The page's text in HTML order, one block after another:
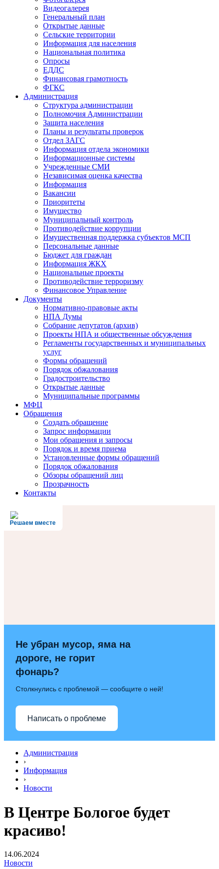
Видеогалерея
Генеральный план
Открытые данные
Сельские территории
Информация для населения
Национальная политика
Опросы
ЕДДС
Финансовая грамотность
ФГКС
Администрация
Структура администрации
Полномочия Администрации
Защита населения
Планы и результаты проверок
Отдел ЗАГС
Информация отдела экономики
Информационные системы
Учрежденные СМИ
Независимая оценка качества
Информация
Вакансии
Приоритеты
Имущество
Муниципальный контроль
Противодействие коррупции
Имущественная поддержка субъектов МСП
Персональные данные
Бюджет для граждан
Информация ЖКХ
Национальные проекты
Противодействие терроризму
Финансовое Управление
Документы
Нормативно-правовые акты
НПА Думы
Собрание депутатов (архив)
Проекты НПА и общественные обсуждения
Регламенты государственных и муниципальных
услуг
Формы обращений
Порядок обжалования
Градостроительство
Открытые данные
Муниципальные программы
МФЦ
Обращения
Создать обращение
Запрос информации
Мои обращения и запросы
Порядок и время приема
Установленные формы обращений
Порядок обжалования
Обзоры обращений лиц
Прозрачность
Контакты
Решаем вместе
Не убран мусор, яма на
дороге, не горит
фонарь?
Столкнулись с проблемой — сообщите о ней!
Написать о проблеме
Администрация
›
Информация
›
Новости
В Центре Бологое будет
красиво!
14.06.2024
Новости